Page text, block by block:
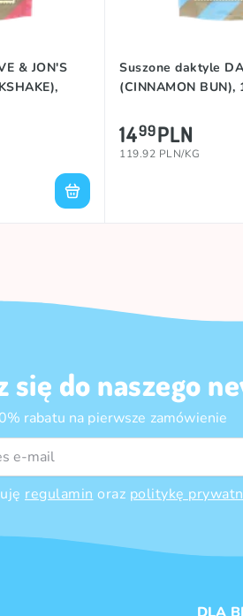
& JON'S
Suszone daktyle
(CINNAMON BUN),
1499PLN
119.92 PLN/KG
się do naszego
rabatu na pierwsze zamówienie
regulamin oraz politykę